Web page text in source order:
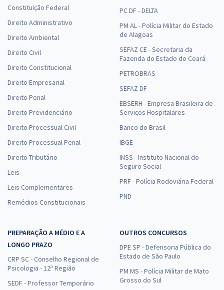
Constituição Federal
Direito Administrativo
Direito Ambiental
Direito Civil
Direito Constitucional
Direito Empresarial
Direito Penal
Direito Previdenciário
Direito Processual Civil
Direito Processual Penal
Direito Tributário
Leis
Leis Complementares
Remédios Constitucionais
PC DF - DELTA
PM AL - Polícia Militar do Estado
de Alagoas
SEFAZ CE - Secretaria da
Fazenda do Estado do Ceará
PETROBRAS
SEFAZ DF
EBSERH - Empresa Brasileira de
Serviços Hospitalares
Banco do Brasil
IBGE
INSS - Instituto Nacional do
Seguro Social
PRF - Polícia Rodoviária Federal
PND
PREPARAÇÃO A MÉDIO E A
LONGO PRAZO
CRP SC - Conselho Regional de
Psicologia - 12ª Região
SEDF - Professor Temporário
OUTROS CONCURSOS
DPE SP - Defensoria Pública do
Estado de São Paulo
PM MS - Polícia Militar de Mato
Grosso do Sul